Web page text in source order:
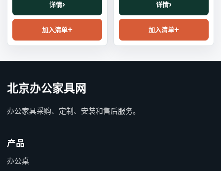
详情
加入清单
详情
加入清单
北京办公家具网
办公家具采购、定制、安装和售后服务。
产品
办公桌